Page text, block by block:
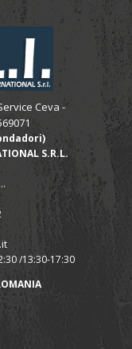
Ceva -
S.R.L.
/13:30-17:30